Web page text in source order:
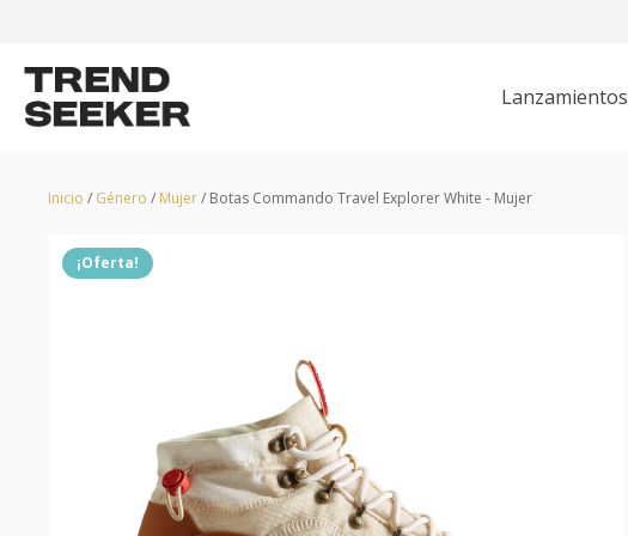
Lanzamientos
Inicio / Género / Mujer/ Botas Commando Travel Explorer White - Mujer
¡Oferta!